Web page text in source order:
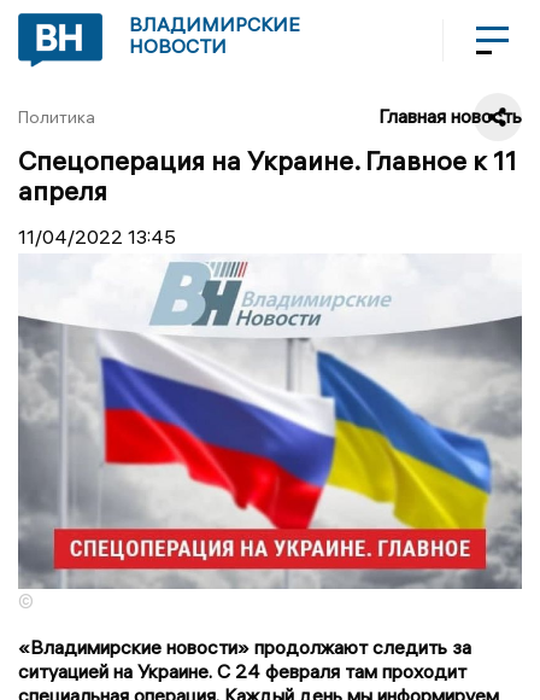
ВЛАДИМИРСКИЕ
НОВОСТИ
Политика Главная новость
Спецоперация на Украине. Главное к 11
апреля
11/04/2022 13:45
©
«Владимирские новости» продолжают следить за
ситуацией на Украине. С 24 февраля там проходит